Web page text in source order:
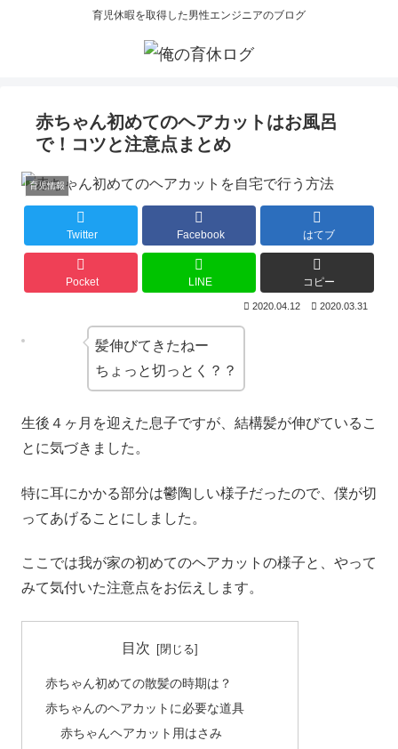
育児休暇を取得した男性エンジニアのブログ
赤ちゃん初めてのヘアカットはお風呂
で！コツと注意点まとめ
育児情報
Twitter Facebook はてブ
Pocket LINE コピー
2020.04.12 2020.03.31
髪伸びてきたねー
ちょっと切っとく？？
生後４ヶ月を迎えた息子ですが、結構髪が伸びているこ
とに気づきました。
特に耳にかかる部分は鬱陶しい様子だったので、僕が切
ってあげることにしました。
ここでは我が家の初めてのヘアカットの様子と、やって
みて気付いた注意点をお伝えします。
目次
赤ちゃん初めての散髪の時期は？
赤ちゃんのヘアカットに必要な道具
赤ちゃんヘアカット用はさみ